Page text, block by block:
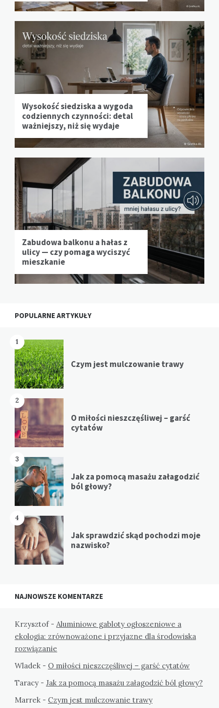
Wysokość siedziska a wygoda
codziennych czynności: detal
ważniejszy, niż się wydaje
Zabudowa balkonu a hałas z
ulicy — czy pomaga wyciszyć
mieszkanie
POPULARNE ARTYKUŁY
1
Czym jest mulczowanie trawy
2
O miłości nieszczęśliwej – garść
cytatów
3
Jak za pomocą masażu załagodzić
ból głowy?
4
Jak sprawdzić skąd pochodzi moje
nazwisko?
NAJNOWSZE KOMENTARZE
Krzysztof- Aluminiowe gabloty ogłoszeniowe a
ekologia: zrównoważone i przyjazne dla środowiska
rozwiązanie
Wladek - O miłości nieszczęśliwej – garść cytatów
Taracy - Jak za pomocą masażu załagodzić ból głowy?
Marrek - Czym jest mulczowanie trawy